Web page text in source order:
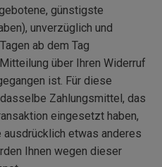
günstigste
unverzüglich und
ab dem Tag
über Ihren Widerruf
ist. Für diese
Zahlungsmittel, das
eingesetzt haben,
etwas anderes
Ihnen wegen dieser